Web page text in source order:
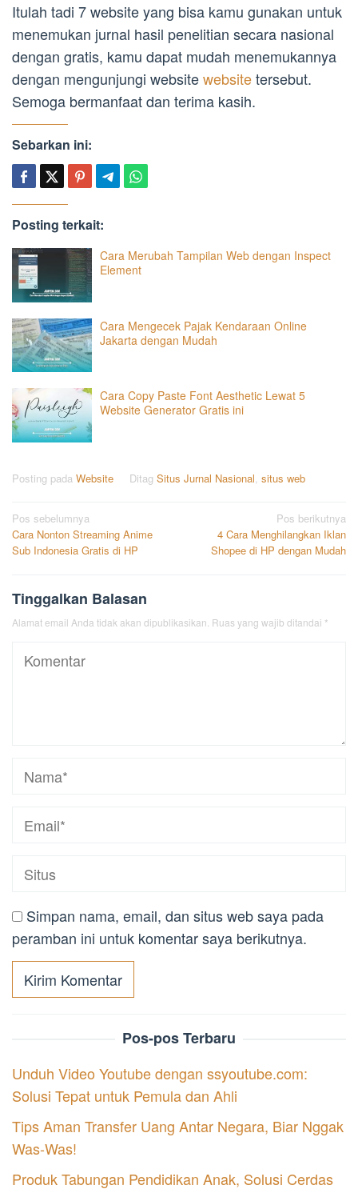
Itulah tadi 7 website yang bisa kamu gunakan untuk
menemukan jurnal hasil penelitian secara nasional
dengan gratis, kamu dapat mudah menemukannya
dengan mengunjungi websitewebsitetersebut.
Semoga bermanfaat dan terima kasih.
Sebarkan ini:
Posting terkait:
Cara Merubah Tampilan Web dengan Inspect
Element
Cara Mengecek Pajak Kendaraan Online
Jakarta dengan Mudah
Cara Copy Paste Font Aesthetic Lewat 5
Website Generator Gratis ini
Posting pada Website Ditag Situs Jurnal Nasional situs web
Navigasi
pos
Pos sebelumnya
Cara Nonton Streaming Anime
Sub Indonesia Gratis di HP
Pos berikutnya
4 Cara Menghilangkan Iklan
Shopee di HP dengan Mudah
Tinggalkan Balasan
Alamat email Anda tidak akan dipublikasikan. Ruas yang wajib ditandai *
Simpan nama, email, dan situs web saya pada
peramban ini untuk komentar saya berikutnya.
Pos-pos Terbaru
Unduh Video Youtube dengan ssyoutube.com:
Solusi Tepat untuk Pemula dan Ahli
Tips Aman Transfer Uang Antar Negara, Biar Nggak
Was-Was!
Produk Tabungan Pendidikan Anak, Solusi Cerdas